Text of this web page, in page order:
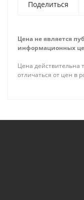
Поделиться
Цена не является
информационных
Цена действительна
отличаться от цен в